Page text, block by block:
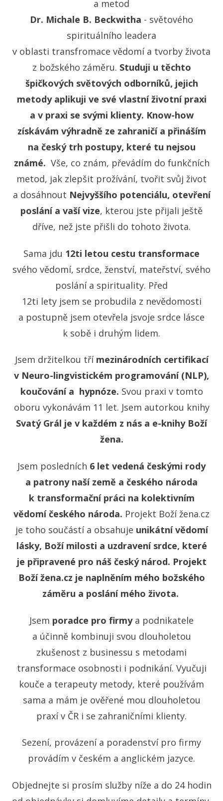
a metod
Dr. Michale B. Beckwitha - světového
spirituálního leadera
v oblasti transfromace vědomí a tvorby života
z božského záměru. Studuji u těchto
špičkových světových odborníků, jejich
metody aplikuji ve své vlastní životní praxi
a v praxi se svými klienty. Know-how
získávám výhradně ze zahraničí a přináším
na český trh postupy, které tu nejsou
známé. Vše, co znám, převádím do funkčních
metod, jak zlepšit prožívání, tvořit svůj život
a dosáhnout Nejvyššího potenciálu, otevření
poslání a vaší vize, kterou jste přijali ještě
dříve, než jste přišli do tohoto života.
Sama jdu 12ti letou cestu transformace
svého vědomí, srdce, ženství, mateřství, svého
poslání a spirituality. Před
12ti lety jsem se probudila z nevědomosti
a postupně jsem otevřela jsvoje srdce lásce
k sobě i druhým lidem.
Jsem držitelkou tří mezinárodních certifikací
v Neuro-lingvistickém programování (NLP),
koučování a hypnóze. Svou praxi v tomto
oboru vykonávám 11 let. Jsem autorkou knihy
Svatý Grál je v každém z nás a e-knihy Boží
žena.
Jsem posledních 6 let vedená českými rody
a patrony naší země a českého národa
k transformační práci na kolektivním
vědomí českého národa. Projekt Boží žena.cz
je toho součástí a obsahuje unikátní vědomí
lásky, Boží milosti a uzdravení srdce, které
je připravené pro náš český národ. Projekt
Boží žena.cz je naplněním mého božského
záměru a poslání mého života.
Jsem poradce pro firmya podnikatele
a účinně kombinuji svou dlouholetou
zkušenost z businessu s metodami
transformace osobnosti i podnikání. Vyučuji
kouče a terapeuty metody, které používám
sama a mám je ověřené mou dlouholetou
praxí v ČR i se zahraničními klienty.
Sezení, provázení a poradenství pro firmy
provádím v českém a anglickém jazyce.
Objednejte si prosím služby níže a do 24 hodin